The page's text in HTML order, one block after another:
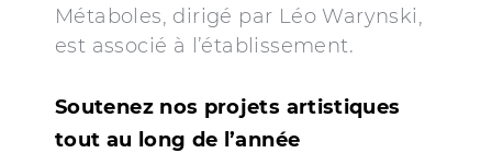
Métaboles, dirigé par Léo Warynski,
est associé à l’établissement.
Soutenez nos projets artistiques
tout au long de l’année